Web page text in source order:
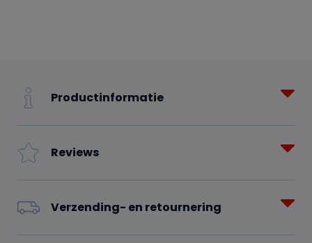
Productinformatie
Reviews
Verzending- en retournering